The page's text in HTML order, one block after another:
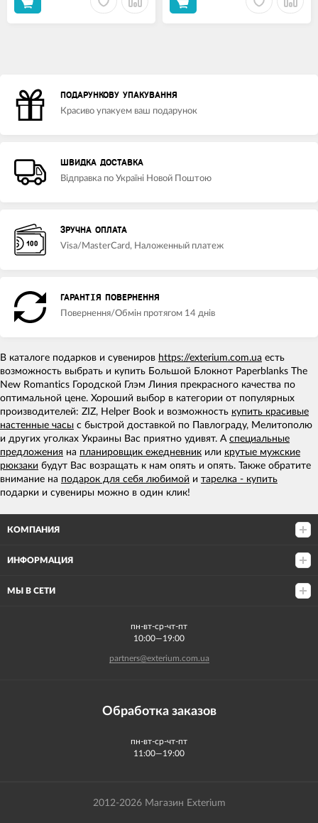
ПОДАРУНКОВУ УПАКУВАННЯ
Красиво упакуем ваш подарунок
ШВИДКА ДОСТАВКА
Відправка по Україні Новой Поштою
ЗРУЧНА ОПЛАТА
Visa/MasterCard, Наложенный платеж
ГАРАНТІЯ ПОВЕРНЕННЯ
Повернення/Обмін протягом 14 днів
В каталоге подарков и сувениров https://exterium.com.ua есть
возможность выбрать и купить Большой Блокнот Paperblanks The
New Romantics Городской Глэм Линия прекрасного качества по
оптимальной цене. Хороший выбор в категории от популярных
производителей: ZIZ, Helper Book и возможность купить красивые
настенные часы с быстрой доставкой по Павлограду, Мелитополю
и других уголках Украины Вас приятно удивят. А специальные
предложения на планировщик ежедневник или крутые мужские
рюкзаки будут Вас возращать к нам опять и опять. Также обратите
внимание на подарок для себя любимой и тарелка - купить
подарки и сувениры можно в один клик!
КОМПАНИЯ
ИНФОРМАЦИЯ
МЫ В СЕТИ
пн-вт-ср-чт-пт
10:00—19:00
partners@exterium.com.ua
Обработка заказов
пн-вт-ср-чт-пт
11:00—19:00
2012-2026 Магазин Exterium